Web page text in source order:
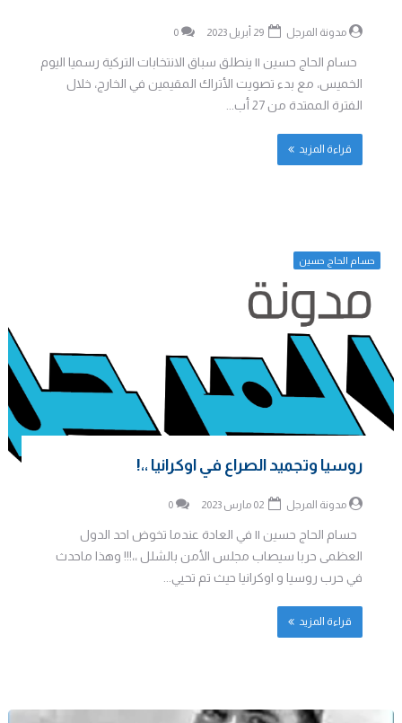
مدونة المرجل 0
حسام الحاج حسين || ينطلق سباق الانتخابات التركية رسميا اليوم
الخميس، مع بدء تصويت الأتراك المقيمين في الخارج، خلال
الفترة الممتدة من 27 أب...
قراءة المزيد
حسام الحاج حسين
روسيا وتجميد الصراع في اوكرانيا ،،!
مدونة المرجل 0
حسام الحاج حسين || في العادة عندما تخوض احد الدول
العظمى حربا سيصاب مجلس الأمن بالشلل ،،!!! وهذا ماحدث
في حرب روسيا و اوكرانيا حيث تم تحيي...
قراءة المزيد